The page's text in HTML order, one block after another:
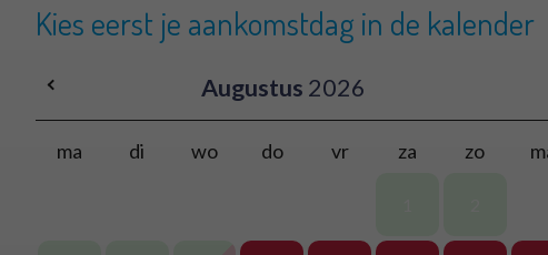
Kies eerst je aankomstdag in de kalender
Augustus 2026
ma di wo do vr za zo